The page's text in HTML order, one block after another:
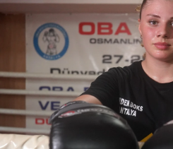
EĞİTİM
TURİZM
RÖPORTAJ